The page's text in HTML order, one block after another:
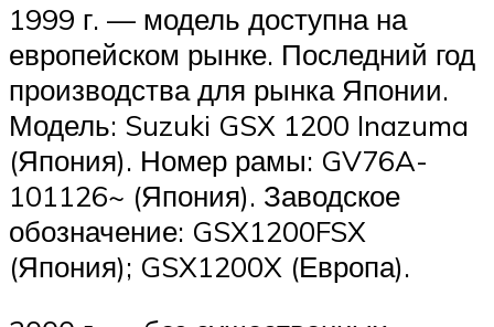
1999 г. — модель доступна на
европейском рынке. Последний год
производства для рынка Японии.
Модель: Suzuki GSX 1200 Inazuma
(Япония). Номер рамы: GV76A-
101126~ (Япония). Заводское
обозначение: GSX1200FSX
(Япония); GSX1200X (Европа).